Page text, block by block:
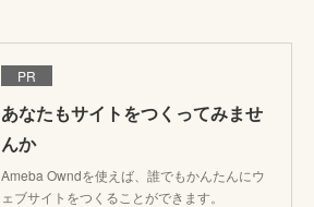
PR
あなたもサイトをつくってみませ
んか
Ameba Owndを使えば、誰でもかんたんにウ
ェブサイトをつくることができます。